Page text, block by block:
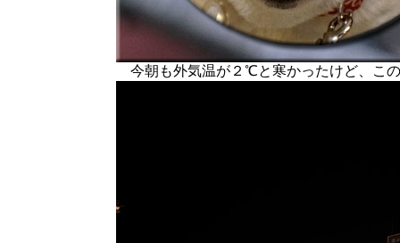
今朝も外気温が２℃と寒かったけど、こ